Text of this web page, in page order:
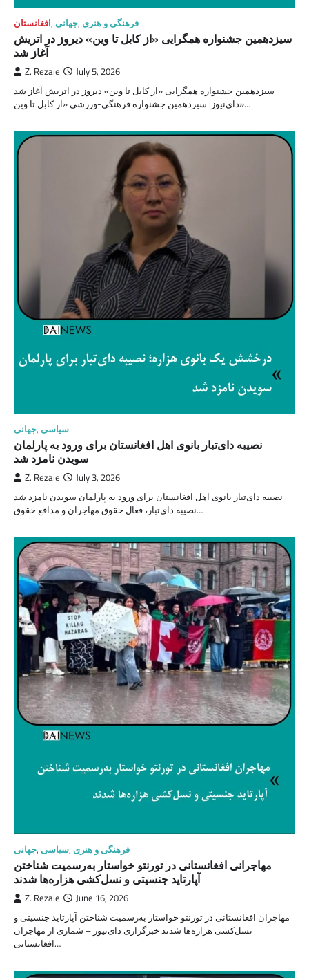
افغانستان, جهانی, فرهنگی و هنری
سیزدهمین جشنواره همگرایی «از کابل تا وین» دیروز در اتریش
آغاز شد
Z. Rezaie July 5, 2026
سیزدهمین جشنواره همگرایی «از کابل تا وین» دیروز در اتریش آغاز شد
دای‌نیوز: سیزدهمین جشنواره فرهنگی-ورزشی «از کابل تا وین»…
جهانی, سیاسی
نصیبه دای‌تبار بانوی اهل افغانستان برای ورود به پارلمان
سویدن نامزد شد
Z. Rezaie July 3, 2026
نصیبه دای‌تبار بانوی اهل افغانستان برای ورود به پارلمان سویدن نامزد شد
نصیبه دای‌تبار، فعال حقوق مهاجران و مدافع حقوق…
جهانی, سیاسی, فرهنگی و هنری
مهاجرانی افغانستانی در تورنتو خواستار به‌رسمیت شناختن
آپارتاید جنسیتی و نسل‌کشی هزاره‌ها شدند
Z. Rezaie June 16, 2026
مهاجران افغانستانی در تورنتو خواستار به‌رسمیت شناختن آپارتاید جنسیتی و
نسل‌کشی هزاره‌ها شدند خبرگزاری دای‌نیوز – شماری از مهاجران
افغانستانی…